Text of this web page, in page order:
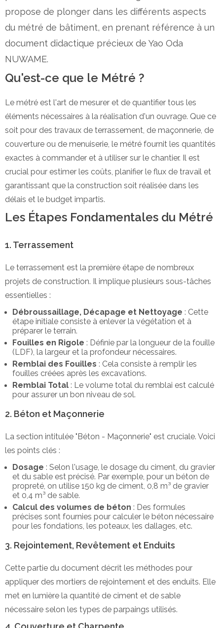
propose de plonger dans les différents aspects
du métré de bâtiment, en prenant référence à un
document didactique précieux de Yao Oda
NUWAME.
Qu'est-ce que le Métré ?
Le métré est l'art de mesurer et de quantifier tous les
éléments nécessaires à la réalisation d'un ouvrage. Que ce
soit pour des travaux de terrassement, de maçonnerie, de
couverture ou de menuiserie, le métré fournit les quantités
exactes à commander et à utiliser sur le chantier. Il est
crucial pour estimer les coûts, planifier le flux de travail et
garantissant que la construction soit réalisée dans les
délais et le budget impartis.
Les Étapes Fondamentales du Métré
1. Terrassement
Le terrassement est la première étape de nombreux
projets de construction. Il implique plusieurs sous-tâches
essentielles :
Débroussaillage, Décapage et Nettoyage : Cette
étape initiale consiste à enlever la végétation et à
préparer le terrain.
Fouilles en Rigole : Définie par la longueur de la fouille
(LDF), la largeur et la profondeur nécessaires.
Remblai des Fouilles : Cela consiste à remplir les
fouilles créées après les excavations.
Remblai Total : Le volume total du remblai est calculé
pour assurer un bon niveau de sol.
2. Béton et Maçonnerie
La section intitulée "Béton - Maçonnerie" est cruciale. Voici
les points clés :
Dosage : Selon l'usage, le dosage du ciment, du gravier
et du sable est précisé. Par exemple, pour un béton de
propreté, on utilise 150 kg de ciment, 0,8 m³ de gravier
et 0,4 m³ de sable.
Calcul des volumes de béton : Des formules
précises sont fournies pour calculer le béton nécessaire
pour les fondations, les poteaux, les dallages, etc.
3. Rejointement, Revêtement et Enduits
Cette partie du document décrit les méthodes pour
appliquer des mortiers de rejointement et des enduits. Elle
met en lumière la quantité de ciment et de sable
nécessaire selon les types de parpaings utilisés.